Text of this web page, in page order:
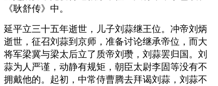
《耿舒传》中。
延平立三十五年逝世，儿子刘蒜继王位。冲帝刘炳
逝世，征召刘蒜到京师，准备讨论继承帝位，而大
将军梁冀与梁太后立了质帝刘瓒，刘蒜罢归国。刘
蒜为人严谨，动静有规矩，朝臣太尉李固等没有不
拥戴他的。起初，中常侍曹腾去拜谒刘蒜，刘蒜不